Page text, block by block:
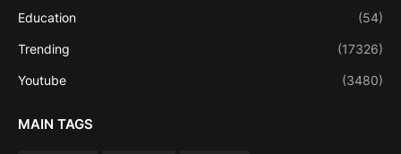
Education (54)
Trending (17326)
Youtube (3480)
MAIN TAGS